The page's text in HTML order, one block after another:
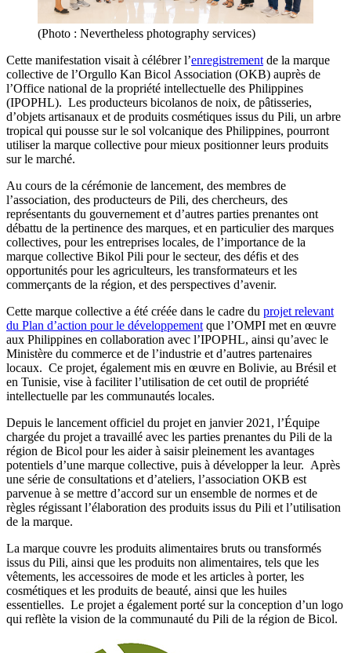
(Photo : Nevertheless photography services)
Cette manifestation visait à célébrer l’enregistrement de la marque
collective de l’Orgullo Kan Bicol Association (OKB) auprès de
l’Office national de la propriété intellectuelle des Philippines
(IPOPHL). Les producteurs bicolanos de noix, de pâtisseries,
d’objets artisanaux et de produits cosmétiques issus du Pili, un arbre
tropical qui pousse sur le sol volcanique des Philippines, pourront
utiliser la marque collective pour mieux positionner leurs produits
sur le marché.
Au cours de la cérémonie de lancement, des membres de
l’association, des producteurs de Pili, des chercheurs, des
représentants du gouvernement et d’autres parties prenantes ont
débattu de la pertinence des marques, et en particulier des marques
collectives, pour les entreprises locales, de l’importance de la
marque collective Bikol Pili pour le secteur, des défis et des
opportunités pour les agriculteurs, les transformateurs et les
commerçants de la région, et des perspectives d’avenir.
Cette marque collective a été créée dans le cadre du projet relevant
du Plan d’action pour le développement que l’OMPI met en œuvre
aux Philippines en collaboration avec l’IPOPHL, ainsi qu’avec le
Ministère du commerce et de l’industrie et d’autres partenaires
locaux. Ce projet, également mis en œuvre en Bolivie, au Brésil et
en Tunisie, vise à faciliter l’utilisation de cet outil de propriété
intellectuelle par les communautés locales.
Depuis le lancement officiel du projet en janvier 2021, l’Équipe
chargée du projet a travaillé avec les parties prenantes du Pili de la
région de Bicol pour les aider à saisir pleinement les avantages
potentiels d’une marque collective, puis à développer la leur. Après
une série de consultations et d’ateliers, l’association OKB est
parvenue à se mettre d’accord sur un ensemble de normes et de
règles régissant l’élaboration des produits issus du Pili et l’utilisation
de la marque.
La marque couvre les produits alimentaires bruts ou transformés
issus du Pili, ainsi que les produits non alimentaires, tels que les
vêtements, les accessoires de mode et les articles à porter, les
cosmétiques et les produits de beauté, ainsi que les huiles
essentielles. Le projet a également porté sur la conception d’un logo
qui reflète la vision de la communauté du Pili de la région de Bicol.